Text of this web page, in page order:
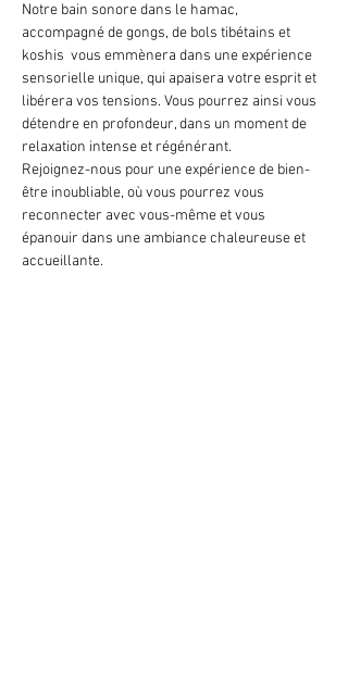
Notre bain sonore dans le hamac,
accompagné de gongs, de bols tibétains et
koshis  vous emmènera dans une expérience
sensorielle unique, qui apaisera votre esprit et
libérera vos tensions. Vous pourrez ainsi vous
détendre en profondeur, dans un moment de
relaxation intense et régénérant.
Rejoignez-nous pour une expérience de bien-
être inoubliable, où vous pourrez vous
reconnecter avec vous-même et vous
épanouir dans une ambiance chaleureuse et
accueillante.